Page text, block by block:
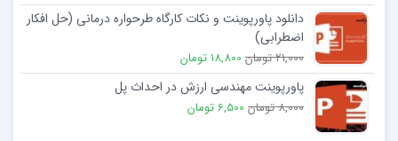
دانلود پاورپوینت و نکات کارگاه طرحواره درمانی (حل افکار
اضطرابی)
21,000 تومان 18,800 تومان
پاورپوینت مهندسی ارزش در احداث پل
8,000 تومان 6,500 تومان